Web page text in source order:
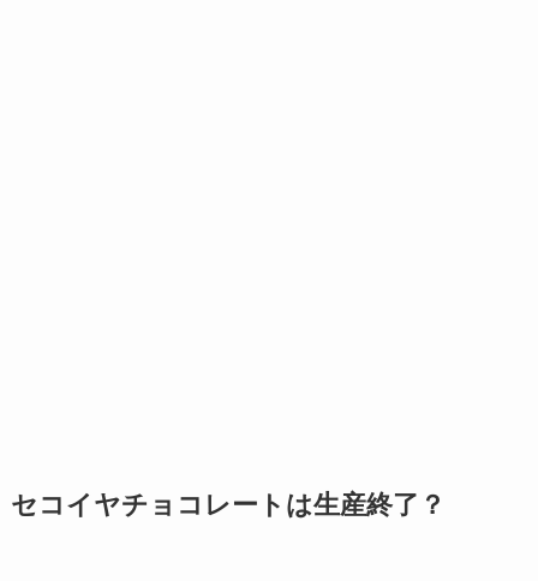
セコイヤチョコレートは生産終了？